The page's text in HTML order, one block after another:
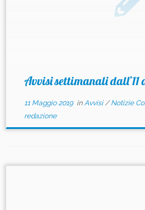
Avvisi settimanali dall’11
11 Maggio 2019inAvvisi/Notizie
redazione